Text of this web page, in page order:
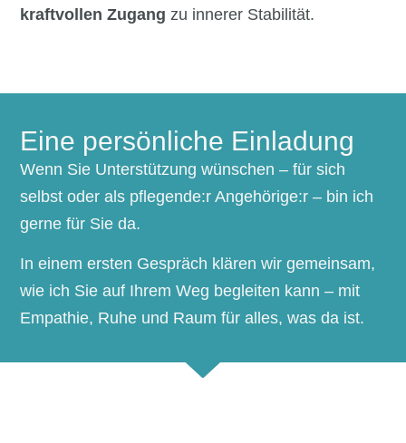
kraftvollen Zugang zu innerer Stabilität.
Eine persönliche Einladung
Wenn Sie Unterstützung wünschen – für sich
selbst oder als pflegende:r Angehörige:r – bin ich
gerne für Sie da.
In einem ersten Gespräch klären wir gemeinsam,
wie ich Sie auf Ihrem Weg begleiten kann – mit
Empathie, Ruhe und Raum für alles, was da ist.